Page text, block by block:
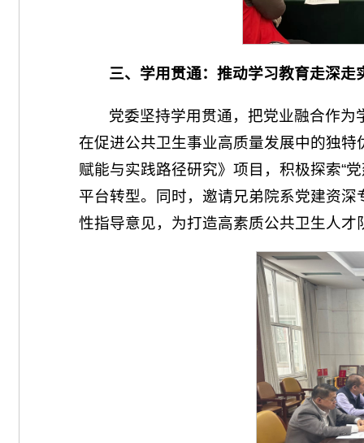
三、学用贯通：推动学习教育走深走
党委坚持学用贯通，把党业融合作
在促进公共卫生事业高质量发展中的独
赋能与实践路径研究》项目，积极探索“
平台转型。同时，邀请兄弟院系党建资
性指导意见，为打造高素质公共卫生人